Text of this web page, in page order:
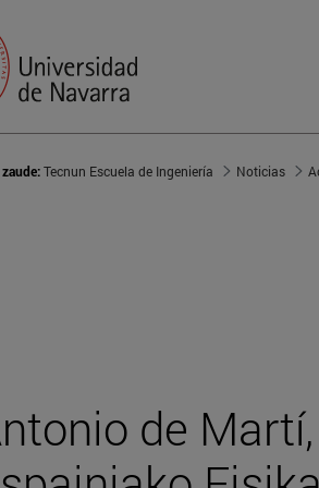
Tecnun Escuela de Ingeniería Noticias
de